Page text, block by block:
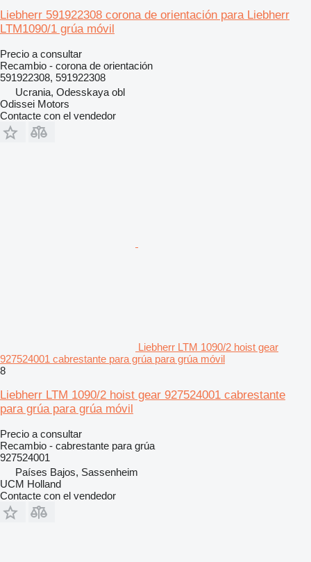
Liebherr 591922308 corona de orientación para Liebherr
LTM1090/1 grúa móvil
Precio a consultar
Recambio - corona de orientación
591922308, 591922308
Ucrania, Odesskaya obl
Odissei Motors
Contacte con el vendedor
Liebherr LTM 1090/2 hoist gear
927524001 cabrestante para grúa para grúa móvil
8
Liebherr LTM 1090/2 hoist gear 927524001 cabrestante
para grúa para grúa móvil
Precio a consultar
Recambio - cabrestante para grúa
927524001
Países Bajos, Sassenheim
UCM Holland
Contacte con el vendedor